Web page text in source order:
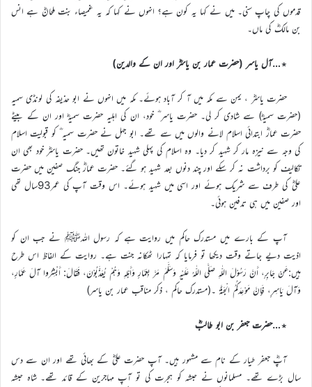
قدموں کی چاپ سنی۔ میں نے کہا یہ کون ہے؟ انہوں نے کہا کہ یہ غمیصاء بنت ملحانؓ ہے انس
بن مالکؓ کی ماں۔
٭…آل یاسر (حضرت عمار بن یاسرؓ اور ان کے والدین)
حضرت یاسرؓ ، یمن سے مکہ میں آ کر آباد ہوئے۔ مکہ میں انہوں نے ابو حذیفہ کی لونڈی سمیہ
(حضرت سمیہؓ) سے شادی کر لی۔ حضرت یاسر ؓ خود، ان کی اہلیہ حضرت سمیہؓ اور ان کے بیٹے
حضرت عمارؓ ابتدائی اسلام لانے والوں میں سے تھے۔ ابو جہل نے حضرت سمیہ ؓ کو قبولیت اسلام
کی وجہ سے نیزہ مار کر شہید کر دیا۔ وہ اسلام کی پہلی شہید خاتون تھیں۔ حضرت یاسرؓ خود بھی ان
تکالیف کو برداشت نہ کر سکے اور چند دنوں بعد شہید ہو گئے۔ حضرت عمارؓ جنگ صفین میں حضرت
علیؓ کی طرف سے شریک ہوئے اور اسی میں شہید ہوئے۔ اس وقت آپ کی عمر93سال تھی
اور صفین میں ہی تدفین ہوئی۔
آپ کے بارے میں مستدرک حاکم میں روایت ہے کہ رسول اللہﷺ نے جب ان کو
اذیت دیے جاتے وقت دیکھا تو فرمایا کہ تمہارا ٹھکانہ جنت ہے۔ روایت کے الفاظ اس طرح
ہیں:عَنْ جَابِرٍ، أَنَّ رَسُوْلَ اللّٰهِ صَلَّى اللّٰهُ عَلَيْهِ وَسَلَّمَ مَرَّ بِعَمَّارٍ وَأَهْلِهِ وَهُمْ يُعَذَّبُوْنَ، فَقَالَ: أَبْشِرُوا آلَ عَمَّارٍ،
وَآلَ يَاسِرٍ، فَإِنَّ مَوْعِدَكُمُ الْجَنَّةُ ۔(مستدرک حاکم ، ذکر مناقب عمار بن یاسر)
٭…حضرت جعفر بن ابو طالبؓ
آپؓ جعفر طیار کے نام سے مشہور ہیں۔ آپ حضرت علیؓ کے بھائی تھے اور ان سے دس
سال بڑے تھے۔ مسلمانوں نے حبشہ کو ہجرت کی تو آپ مہاجرین کے قائد تھے۔ شاہ حبشہ